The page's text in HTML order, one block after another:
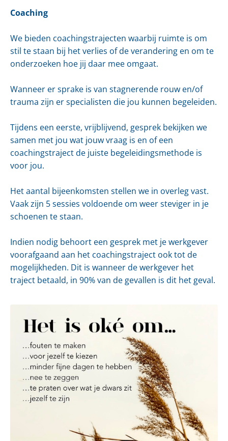
Coaching
We bieden coachingstrajecten waarbij ruimte is om
stil te staan bij het verlies of de verandering en om te
onderzoeken hoe jij daar mee omgaat.
Wanneer er sprake is van stagnerende rouw en/of
trauma zijn er specialisten die jou kunnen begeleiden.
Tijdens een eerste, vrijblijvend, gesprek bekijken we
samen met jou wat jouw vraag is en of een
coachingstraject de juiste begeleidingsmethode is
voor jou.
Het aantal bijeenkomsten stellen we in overleg vast.
Vaak zijn 5 sessies voldoende om weer steviger in je
schoenen te staan.
Indien nodig behoort een gesprek met je werkgever
voorafgaand aan het coachingstraject ook tot de
mogelijkheden. Dit is wanneer de werkgever het
traject betaald, in 90% van de gevallen is dit het geval.